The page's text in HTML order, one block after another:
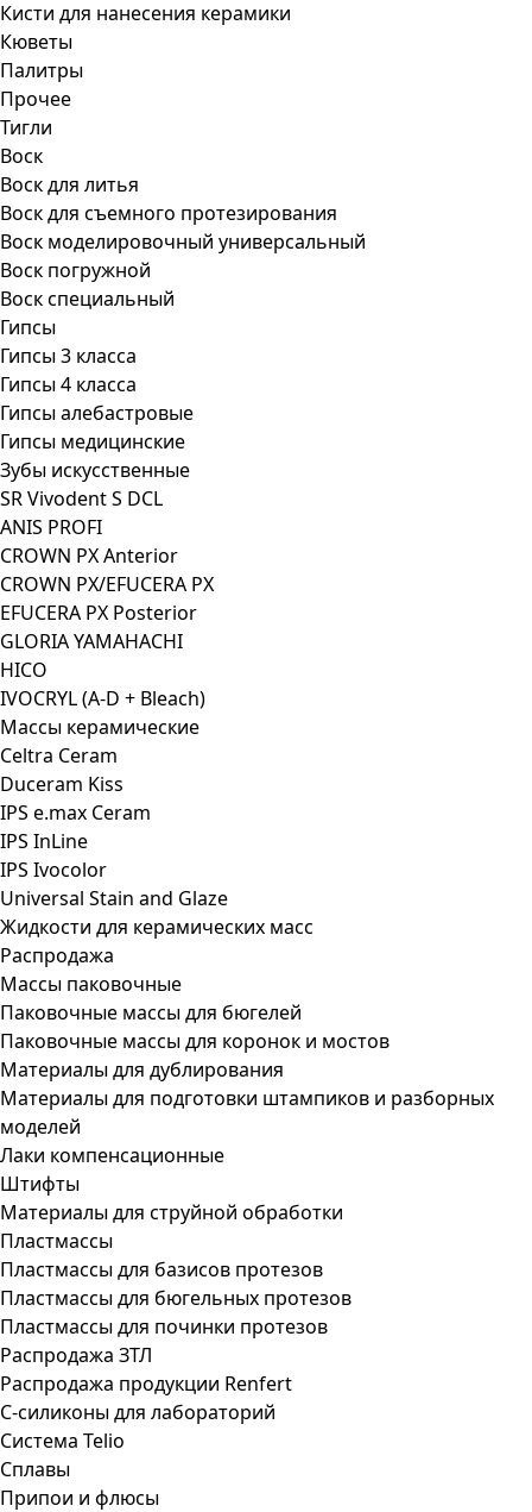
Кисти для нанесения керамики
Кюветы
Палитры
Прочее
Тигли
Воск
Воск для литья
Воск для съемного протезирования
Воск моделировочный универсальный
Воск погружной
Воск специальный
Гипсы
Гипсы 3 класса
Гипсы 4 класса
Гипсы алебастровые
Гипсы медицинские
Зубы искусственные
SR Vivodent S DCL
ANIS PROFI
CROWN PX Anterior
CROWN PX/EFUCERA PX
EFUCERA PX Posterior
GLORIA YAMAHACHI
HICO
IVOCRYL (A-D + Bleach)
Массы керамические
Celtra Ceram
Duceram Kiss
IPS e.max Ceram
IPS InLine
IPS Ivocolor
Universal Stain and Glaze
Жидкости для керамических масс
Распродажа
Массы паковочные
Паковочные массы для бюгелей
Паковочные массы для коронок и мостов
Материалы для дублирования
Материалы для подготовки штампиков и разборных
моделей
Лаки компенсационные
Штифты
Материалы для струйной обработки
Пластмассы
Пластмассы для базисов протезов
Пластмассы для бюгельных протезов
Пластмассы для починки протезов
Распродажа ЗТЛ
Распродажа продукции Renfert
С-силиконы для лабораторий
Система Telio
Сплавы
Припои и флюсы